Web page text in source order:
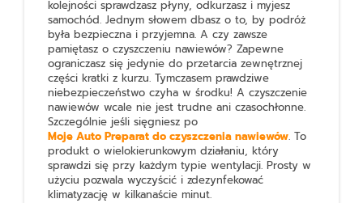
kolejności sprawdzasz płyny, odkurzasz i myjesz
samochód. Jednym słowem dbasz o to, by podróż
była bezpieczna i przyjemna. A czy zawsze
pamiętasz o czyszczeniu nawiewów? Zapewne
ograniczasz się jedynie do przetarcia zewnętrznej
części kratki z kurzu. Tymczasem prawdziwe
niebezpieczeństwo czyha w środku! A czyszczenie
nawiewów wcale nie jest trudne ani czasochłonne.
Szczególnie jeśli sięgniesz po
Moje Auto Preparat do czyszczenia nawiewów. To
produkt o wielokierunkowym działaniu, który
sprawdzi się przy każdym typie wentylacji. Prosty w
użyciu pozwala wyczyścić i zdezynfekować
klimatyzację w kilkanaście minut.